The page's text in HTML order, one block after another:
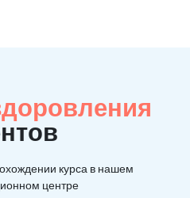
курса в нашем
центре